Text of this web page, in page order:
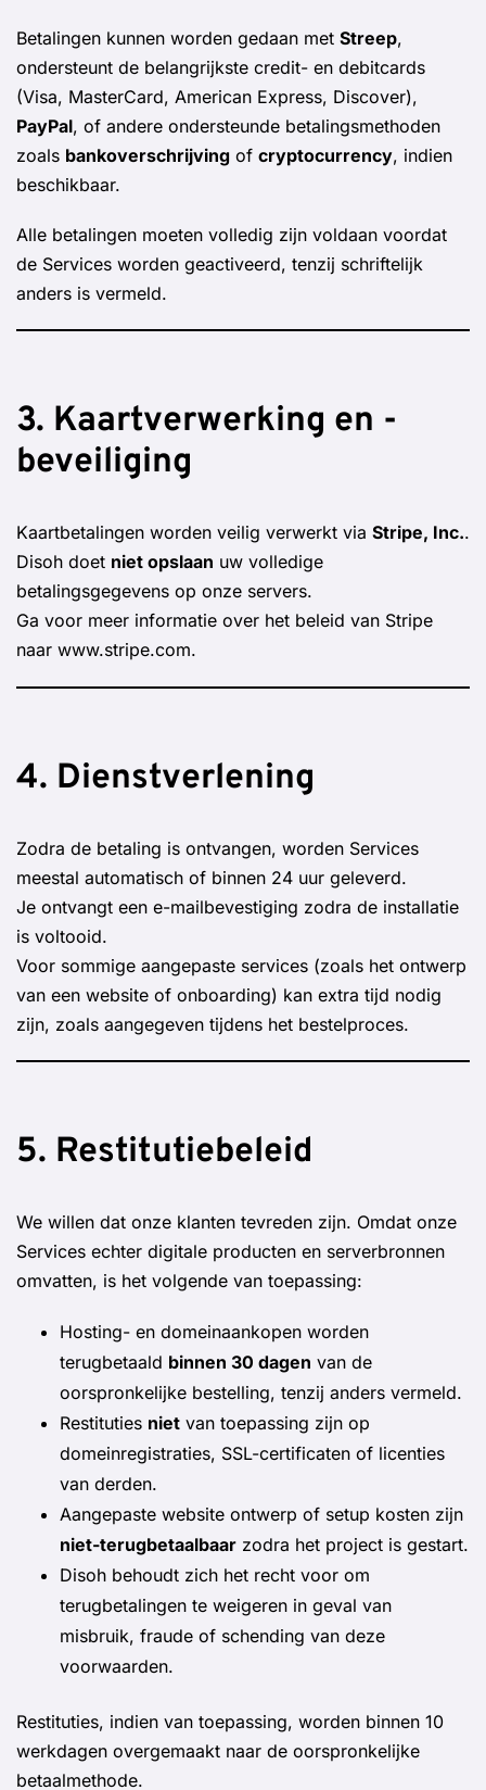
Betalingen kunnen worden gedaan met Streep,
ondersteunt de belangrijkste credit- en debitcards
(Visa, MasterCard, American Express, Discover),
PayPal, of andere ondersteunde betalingsmethoden
zoals bankoverschrijving of cryptocurrency, indien
beschikbaar.
Alle betalingen moeten volledig zijn voldaan voordat
de Services worden geactiveerd, tenzij schriftelijk
anders is vermeld.
3. Kaartverwerking en -
beveiliging
Kaartbetalingen worden veilig verwerkt via Stripe, Inc..
Disoh doet niet opslaan uw volledige
betalingsgegevens op onze servers.
Ga voor meer informatie over het beleid van Stripe
naar www.stripe.com.
4. Dienstverlening
Zodra de betaling is ontvangen, worden Services
meestal automatisch of binnen 24 uur geleverd.
Je ontvangt een e-mailbevestiging zodra de installatie
is voltooid.
Voor sommige aangepaste services (zoals het ontwerp
van een website of onboarding) kan extra tijd nodig
zijn, zoals aangegeven tijdens het bestelproces.
5. Restitutiebeleid
We willen dat onze klanten tevreden zijn. Omdat onze
Services echter digitale producten en serverbronnen
omvatten, is het volgende van toepassing:
Hosting- en domeinaankopen worden
terugbetaald binnen 30 dagen van de
oorspronkelijke bestelling, tenzij anders vermeld.
Restituties niet van toepassing zijn op
domeinregistraties, SSL-certificaten of licenties
van derden.
Aangepaste website ontwerp of setup kosten zijn
niet-terugbetaalbaar zodra het project is gestart.
Disoh behoudt zich het recht voor om
terugbetalingen te weigeren in geval van
misbruik, fraude of schending van deze
voorwaarden.
Restituties, indien van toepassing, worden binnen 10
werkdagen overgemaakt naar de oorspronkelijke
betaalmethode.